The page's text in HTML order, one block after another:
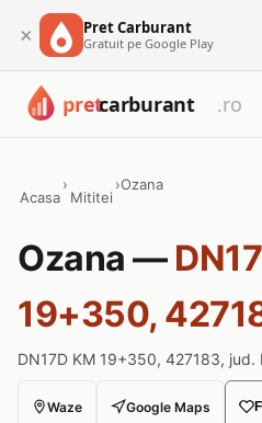
× Pret Carburant
Gratuit pe Google Play
Acasa
›
Mititei
›Ozana
Ozana —
19+350,
DN17D KM 19+350, 427183, jud.
Waze Google Maps